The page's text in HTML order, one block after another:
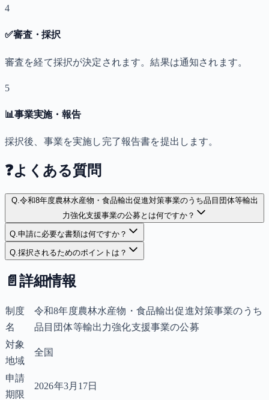
4
✅審査・採択
審査を経て採択が決定されます。結果は通知されます。
5
📊事業実施・報告
採択後、事業を実施し完了報告書を提出します。
❓よくある質問
Q.令和8年度農林水産物・食品輸出促進対策事業のうち品目団体等輸出
力強化支援事業の公募とは何ですか？
Q.申請に必要な書類は何ですか？
Q.採択されるためのポイントは？
📄 詳細情報
制度
名
令和8年度農林水産物・食品輸出促進対策事業のうち
品目団体等輸出力強化支援事業の公募
対象
地域
全国
申請
期限
2026年3月17日